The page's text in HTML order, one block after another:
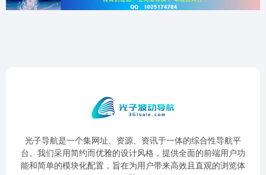
光子导航是一个集网址、资源、资讯于一体的综合性导航平
台。我们采用简约而优雅的设计风格，提供全面的前端用户功
能和简单的模块化配置，旨在为用户带来高效且直观的浏览体